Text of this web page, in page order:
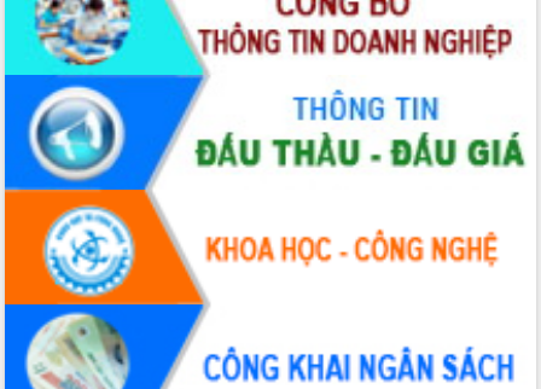
Xã Ea Kar bước chuyển mình trong
công tác cải cách hành chính mô hình
UBND tỉnh họp báo định kỳ tháng 4
năm 2026
Hội thảo khoa học “Giải pháp thúc đẩy
phát triển nền kinh tế xanh tại tỉnh
Đắk Lắk”
Tăng cường giám sát, đôn đốc thực
hiện nhiệm vụ quản lý tài sản công
hàng tuần
Tháo gỡ những vướng mắc, đẩy mạnh
công tác cải cách thủ tục hành chính
tại Trung tâm Phục vụ hành chính
công tỉnh